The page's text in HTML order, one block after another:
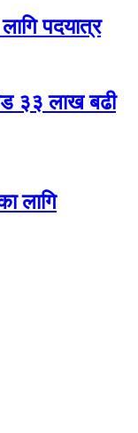
पदयात्र
३३ लाख बढी
लागि